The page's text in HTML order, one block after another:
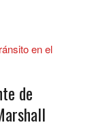
de